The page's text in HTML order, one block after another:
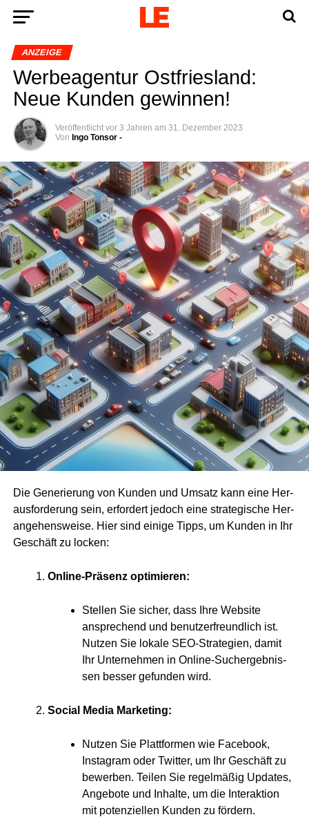
ANZEIGE
Wer­be­agen­tur Ost­fries­land:
Neue Kun­den gewinnen!
Veröffentlicht vor 3 Jahren am 31. Dezember 2023
Von Ingo Tonsor -
Die Gene­rie­rung von Kun­den und Umsatz kann eine Her­
aus­for­de­rung sein, erfor­dert jedoch eine stra­te­gi­sche Her­
an­ge­hens­wei­se. Hier sind eini­ge Tipps, um Kun­den in Ihr
Geschäft zu locken:
Online-Prä­senz optimieren:
Stel­len Sie sicher, dass Ihre Web­site
anspre­chend und benut­zer­freund­lich ist.
Nut­zen Sie loka­le SEO-Stra­te­gien, damit
Ihr Unter­neh­men in Online-Such­ergeb­nis­
sen bes­ser gefun­den wird.
Social Media Marketing:
Nut­zen Sie Platt­for­men wie Face­book,
Insta­gram oder Twit­ter, um Ihr Geschäft zu
bewer­ben. Tei­len Sie regel­mä­ßig Updates,
Ange­bo­te und Inhal­te, um die Inter­ak­ti­on
mit poten­zi­el­len Kun­den zu fördern.